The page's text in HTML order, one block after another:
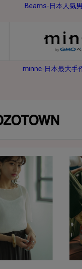
時外付款、
。
Beams-日本人氣
minne-日本最大手